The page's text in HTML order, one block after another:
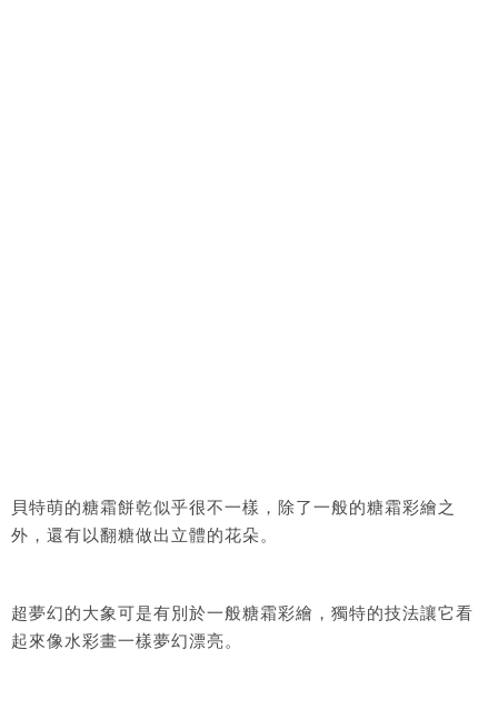
貝特萌的糖霜餅乾似乎很不一樣，除了一般的糖霜彩繪之
外，還有以翻糖做出立體的花朵。
超夢幻的大象可是有別於一般糖霜彩繪，獨特的技法讓它看
起來像水彩畫一樣夢幻漂亮。